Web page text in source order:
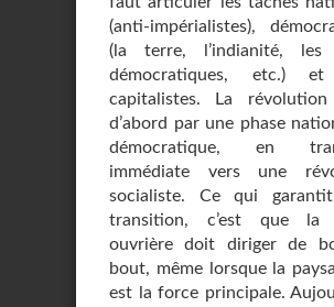
(anti-impérialistes),
(la terre, l’indianité, les
démocratiques, etc.)
capitalistes. La révolution
d’abord par une phase
démocratique, en
immédiate vers une
socialiste. Ce qui
transition, c’est que la
ouvrière doit diriger de
bout, même lorsque la
est la force principale.